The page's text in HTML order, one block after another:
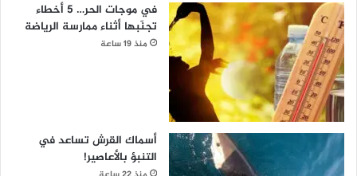
في موجات الحر… 5 أخطاء
تجنّبها أثناء ممارسة الرياضة
منذ 19 ساعة
أسماك القرش تساعد في
التنبؤ بالأعاصير!